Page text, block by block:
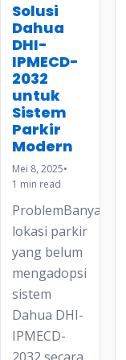
Solusi
Dahua
DHI-
IPMECD-
2032
untuk
Sistem
Parkir
Modern
Mei 8, 2025•
1 min read
ProblemBanyak
lokasi parkir
yang belum
mengadopsi
sistem
Dahua DHI-
IPMECD-